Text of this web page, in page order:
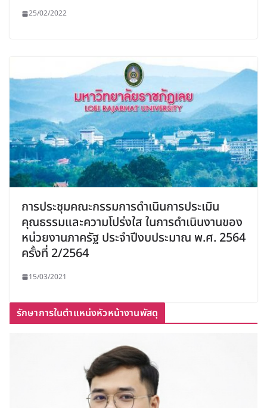
25/02/2022
การประชุมคณะกรรมการดำเนินการประเมิน
คุณธรรมและความโปร่งใส ในการดำเนินงานของ
หน่วยงานภาครัฐ ประจำปีงบประมาณ พ.ศ. 2564
ครั้งที่ 2/2564
15/03/2021
รักษาการในตำแหน่งหัวหน้างานพัสดุ